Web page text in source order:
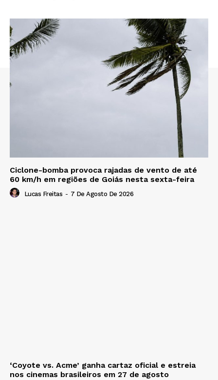
Ciclone-bomba provoca rajadas de vento de até
60 km/h em regiões de Goiás nesta sexta-feira
Lucas Freitas - 7 De Agosto De 2026
‘Coyote vs. Acme’ ganha cartaz oficial e estreia
nos cinemas brasileiros em 27 de agosto